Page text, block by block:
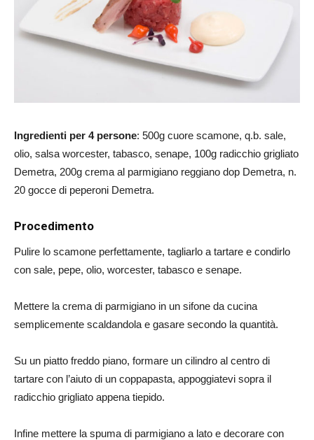
Ingredienti per 4 persone: 500g cuore scamone, q.b. sale,
olio, salsa worcester, tabasco, senape, 100g radicchio grigliato
Demetra, 200g crema al parmigiano reggiano dop Demetra, n.
20 gocce di peperoni Demetra.
Procedimento
Pulire lo scamone perfettamente, tagliarlo a tartare e condirlo
con sale, pepe, olio, worcester, tabasco e senape.
Mettere la crema di parmigiano in un sifone da cucina
semplicemente scaldandola e gasare secondo la quantità.
Su un piatto freddo piano, formare un cilindro al centro di
tartare con l’aiuto di un coppapasta, appoggiatevi sopra il
radicchio grigliato appena tiepido.
Infine mettere la spuma di parmigiano a lato e decorare con